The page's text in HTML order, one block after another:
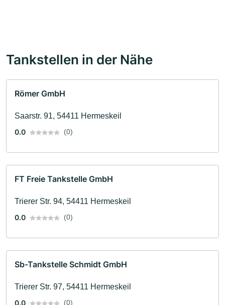
Tankstellen in der Nähe
Römer GmbH
Saarstr. 91, 54411 Hermeskeil
0.0
(0)
FT Freie Tankstelle GmbH
Trierer Str. 94, 54411 Hermeskeil
0.0
(0)
Sb-Tankstelle Schmidt GmbH
Trierer Str. 97, 54411 Hermeskeil
0.0
(0)